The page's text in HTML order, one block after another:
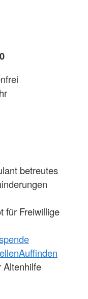
betreutes
für Freiwillige
Auffinden
Altenhilfe